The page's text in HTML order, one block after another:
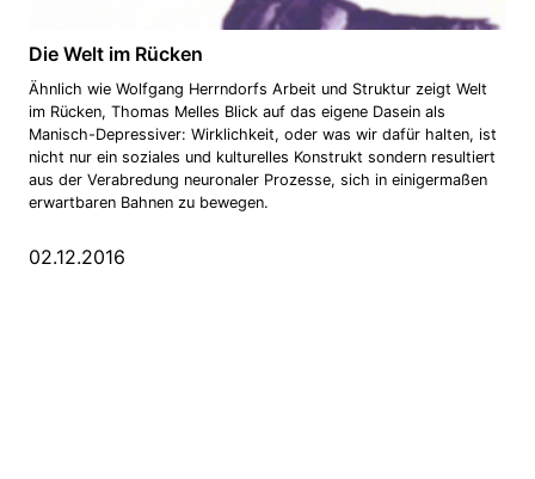
Die Welt im Rücken
Ähnlich wie Wolfgang Herrndorfs Arbeit und Struktur zeigt Welt
im Rücken, Thomas Melles Blick auf das eigene Dasein als
Manisch-Depressiver: Wirklichkeit, oder was wir dafür halten, ist
nicht nur ein soziales und kulturelles Konstrukt sondern resultiert
aus der Verabredung neuronaler Prozesse, sich in einigermaßen
erwartbaren Bahnen zu bewegen.
02.12.2016